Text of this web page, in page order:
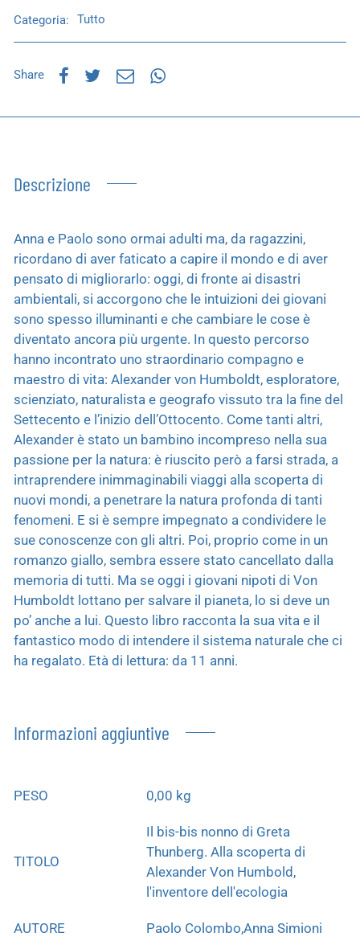
Categoria: Tutto
Share
Descrizione
Anna e Paolo sono ormai adulti ma, da ragazzini,
ricordano di aver faticato a capire il mondo e di aver
pensato di migliorarlo: oggi, di fronte ai disastri
ambientali, si accorgono che le intuizioni dei giovani
sono spesso illuminanti e che cambiare le cose è
diventato ancora più urgente. In questo percorso
hanno incontrato uno straordinario compagno e
maestro di vita: Alexander von Humboldt, esploratore,
scienziato, naturalista e geografo vissuto tra la fine del
Settecento e l’inizio dell’Ottocento. Come tanti altri,
Alexander è stato un bambino incompreso nella sua
passione per la natura: è riuscito però a farsi strada, a
intraprendere inimmaginabili viaggi alla scoperta di
nuovi mondi, a penetrare la natura profonda di tanti
fenomeni. E si è sempre impegnato a condividere le
sue conoscenze con gli altri. Poi, proprio come in un
romanzo giallo, sembra essere stato cancellato dalla
memoria di tutti. Ma se oggi i giovani nipoti di Von
Humboldt lottano per salvare il pianeta, lo si deve un
po’ anche a lui. Questo libro racconta la sua vita e il
fantastico modo di intendere il sistema naturale che ci
ha regalato. Età di lettura: da 11 anni.
Informazioni aggiuntive
PESO 0,00 kg
TITOLO
Il bis-bis nonno di Greta
Thunberg. Alla scoperta di
Alexander Von Humbold,
l'inventore dell'ecologia
AUTORE Paolo Colombo,Anna Simioni